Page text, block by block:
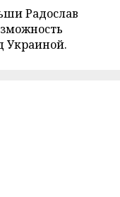
Радослав
Украиной.